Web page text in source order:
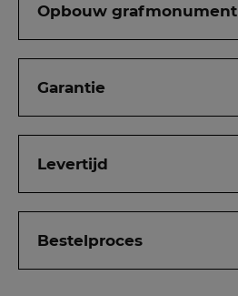
Opbouw grafmonument
Garantie
Levertijd
Bestelproces